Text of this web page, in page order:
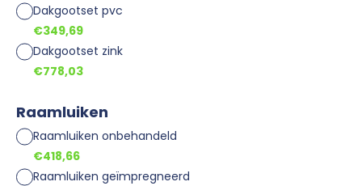
Dakgootset pvc
€349,69
Dakgootset zink
€778,03
Raamluiken
Raamluiken onbehandeld
€418,66
Raamluiken geïmpregneerd